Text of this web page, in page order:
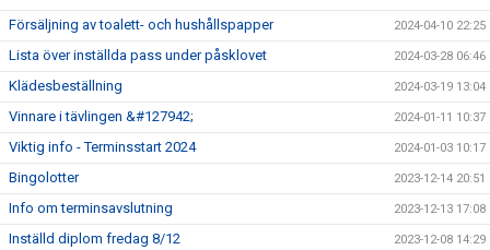
Försäljning av toalett- och hushållspapper 2024-04-10 22:25
Lista över inställda pass under påsklovet 2024-03-28 06:46
Klädesbeställning 2024-03-19 13:04
Vinnare i tävlingen &#127942; 2024-01-11 10:37
Viktig info - Terminsstart 2024 2024-01-03 10:17
Bingolotter 2023-12-14 20:51
Info om terminsavslutning 2023-12-13 17:08
Inställd diplom fredag 8/12 2023-12-08 14:29